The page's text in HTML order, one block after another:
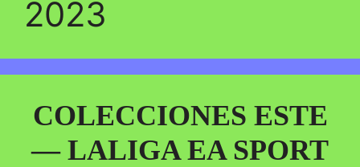
2023
COLECCIONES ESTE
— LALIGA EA SPORT